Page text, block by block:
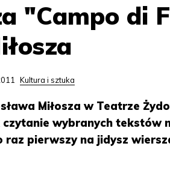
"Campo di
Kultura i sztuka
Miłosza w Teatrze
wybranych tekstów
pierwszy na jidysz